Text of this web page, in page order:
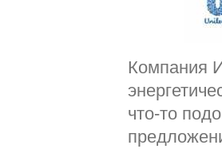
Компания
что-то